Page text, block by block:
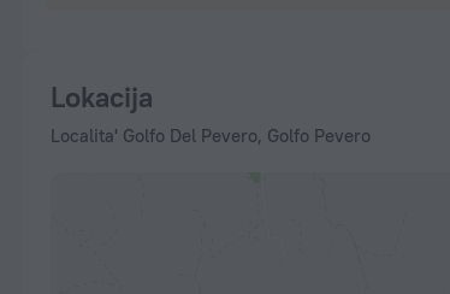
Lokacija
Localita' Golfo Del Pevero, Golfo Pevero